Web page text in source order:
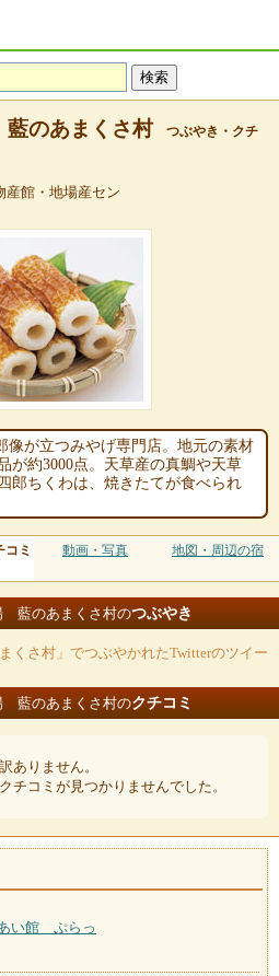
のあまくさ村
つぶやき・クチ
産館・地場産セン
像が立つみやげ専門店。地元の素材
が約3000点。天草産の真鯛や天草
郎ちくわは、焼きたてが食べられ
コミ 動画・写真 地図・周辺の宿
藍のあまくさ村のつぶやき
くさ村」でつぶやかれたTwitterのツイー
藍のあまくさ村のクチコミ
ありません。
チコミが見つかりませんでした。
い館 ぷらっ